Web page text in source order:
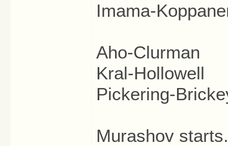
Imama-
Aho-Clurman
Kral-Hollowell
Pickering-
Murashov starts.